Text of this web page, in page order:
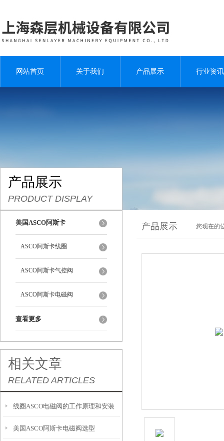
网站首页 关于我们 产品展示 行业资讯
产品展示
PRODUCT DISPLAY
美国ASCO阿斯卡
ASCO阿斯卡线圈
ASCO阿斯卡气控阀
ASCO阿斯卡电磁阀
查看更多
相关文章
RELATED ARTICLES
线圈ASCO电磁阀的工作原理和安装
注意事项介绍
美国ASCO阿斯卡电磁阀选型
产品展示 您现在的